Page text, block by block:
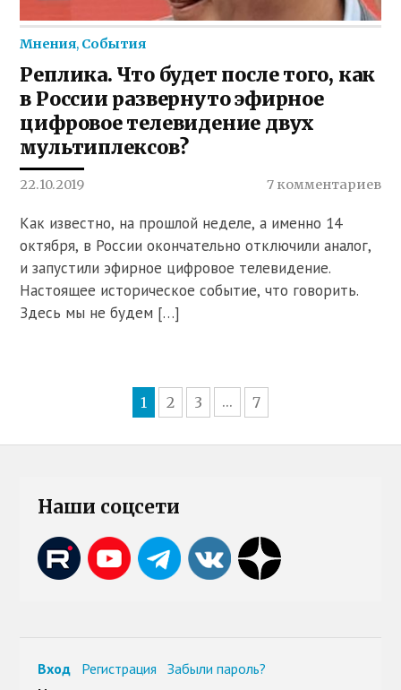
Мнения, События
Реплика. Что будет после того, как
в России развернуто эфирное
цифровое телевидение двух
мультиплексов?
22.10.2019 7 комментариев
Как известно, на прошлой неделе, а именно 14
октября, в России окончательно отключили аналог,
и запустили эфирное цифровое телевидение.
Настоящее историческое событие, что говорить.
Здесь мы не будем […]
1 2 3 ... 7
Наши соцсети
Вход Регистрация
Забыли пароль?